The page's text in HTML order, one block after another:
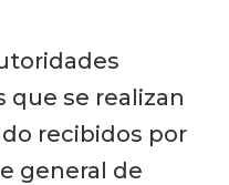
que se realizan
recibidos por
general de